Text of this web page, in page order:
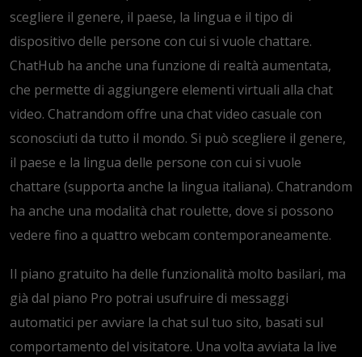
scegliere il genere, il paese, la lingua e il tipo di
dispositivo delle persone con cui si vuole chattare.
ChatHub ha anche una funzione di realtà aumentata,
che permette di aggiungere elementi virtuali alla chat
video. Chatrandom offre una chat video casuale con
sconosciuti da tutto il mondo. Si può scegliere il genere,
il paese e la lingua delle persone con cui si vuole
chattare (supporta anche la lingua italiana). Chatrandom
ha anche una modalità chat roulette, dove si possono
vedere fino a quattro webcam contemporaneamente.
Il piano gratuito ha delle funzionalità molto basilari, ma
già dal piano Pro potrai usufruire di messaggi
automatici per avviare la chat sul tuo sito, basati sul
comportamento del visitatore. Una volta avviata la live